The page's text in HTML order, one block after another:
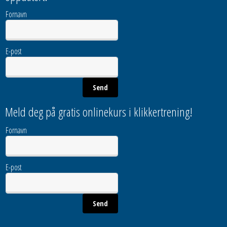
Fornavn
E-post
Meld deg på gratis onlinekurs i klikkertrening!
Fornavn
E-post